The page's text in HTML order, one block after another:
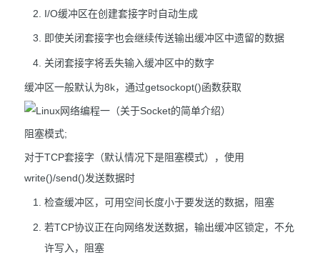
I/O缓冲区在创建套接字时自动生成
即使关闭套接字也会继续传送输出缓冲区中遗留的数据
关闭套接字将丢失输入缓冲区中的数字
缓冲区一般默认为8k，通过getsockopt()函数获取
阻塞模式;
对于TCP套接字（默认情况下是阻塞模式），使用
write()/send()发送数据时
检查缓冲区，可用空间长度小于要发送的数据，阻塞
若TCP协议正在向网络发送数据，输出缓冲区锁定，不允
许写入，阻塞